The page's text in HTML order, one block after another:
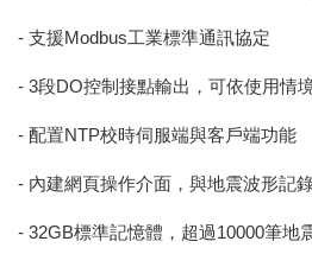
- 支援Modbus工業標準通訊協定
- 3段DO控制接點輸出，可依使用情
- 配置NTP校時伺服端與客戶端功能
- 內建網頁操作介面，與地震波形記
- 32GB標準記憶體，超過10000筆地